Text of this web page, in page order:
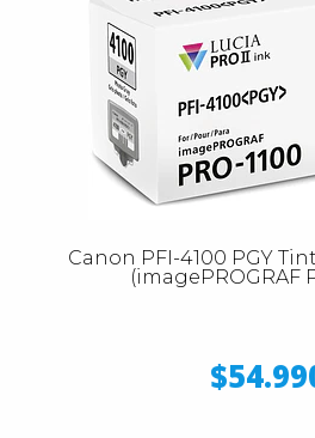
Canon PFI-4100 PGY
(imagePROGRAF